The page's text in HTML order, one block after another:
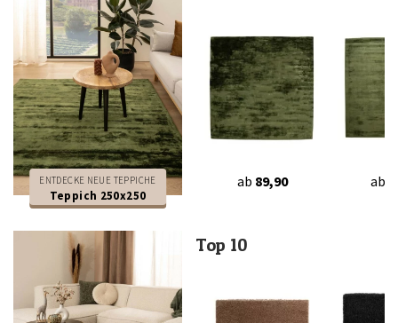
ENTDECKE NEUE TEPPICHE
Teppich 250x250
ab 89,90 ab
Top 10